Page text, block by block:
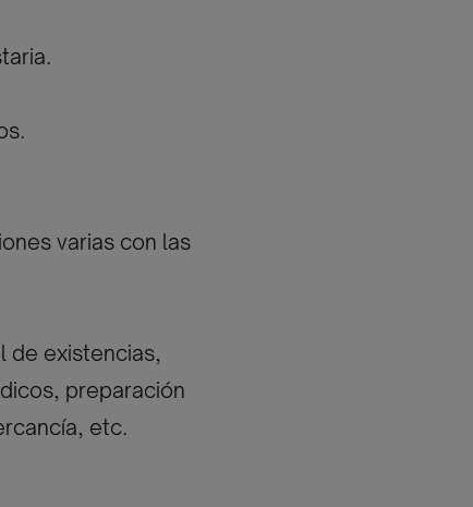
varias con las
de existencias,
preparación
etc.